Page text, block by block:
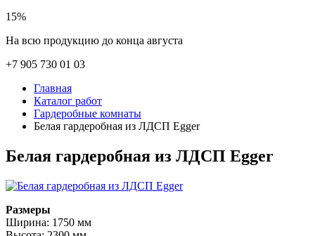
15%
На всю продукцию до конца августа
+7 905 730 01 03
Главная
Каталог работ
Гардеробные комнаты
Белая гардеробная из ЛДСП Egger
Белая гардеробная из ЛДСП Egger
Размеры
Ширина: 1750 мм